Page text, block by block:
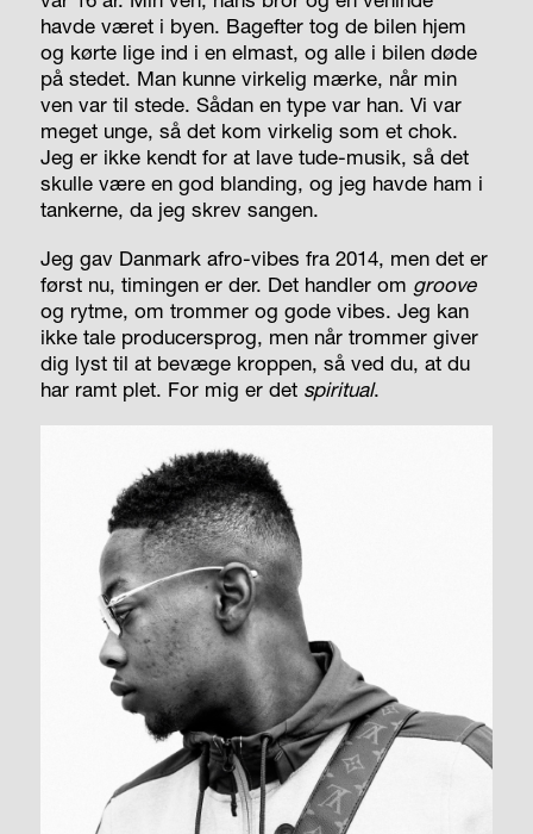
havde været i byen. Bagefter tog de bilen hjem
og kørte lige ind i en elmast, og alle i bilen døde
på stedet. Man kunne virkelig mærke, når min
ven var til stede. Sådan en type var han. Vi var
meget unge, så det kom virkelig som et chok.
Jeg er ikke kendt for at lave tude-musik, så det
skulle være en god blanding, og jeg havde ham i
tankerne, da jeg skrev sangen.
Jeg gav Danmark afro-vibes fra 2014, men det er
først nu, timingen er der. Det handler om groove
og rytme, om trommer og gode vibes. Jeg kan
ikke tale producersprog, men når trommer giver
dig lyst til at bevæge kroppen, så ved du, at du
har ramt plet. For mig er det spiritual.